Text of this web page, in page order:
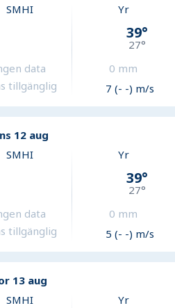
SMHI
data
tillgänglig
Yr
39°
27°
0 mm
7 (- -) m/s
12 aug
SMHI
data
tillgänglig
Yr
39°
27°
0 mm
5 (- -) m/s
13 aug
SMHI Yr